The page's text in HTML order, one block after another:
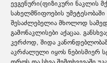
ევგენური(ფიზიკური ნაკლის
სახელმწიფოების
შესაძლებელია მხოლოდ
გამონაკლისები აქაცაა.
კერძოდ, შიდა
აკრძალული იყოს ნებისმიერ